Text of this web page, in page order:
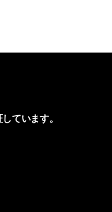
ています。